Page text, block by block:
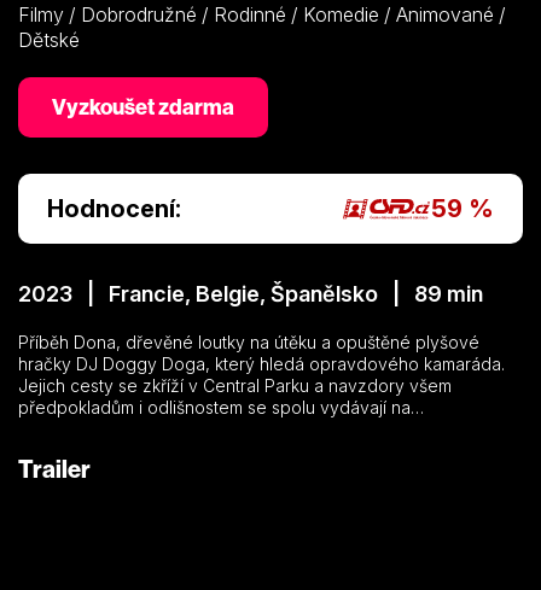
Filmy / Dobrodružné / Rodinné / Komedie / Animované /
Dětské
Vyzkoušet zdarma
Hodnocení: 59 %
2023 | Francie, Belgie, Španělsko | 89 min
Příběh Dona, dřevěné loutky na útěku a opuštěné plyšové
hračky DJ Doggy Doga, který hledá opravdového kamaráda.
Jejich cesty se zkříží v Central Parku a navzdory všem
předpokladům i odlišnostem se spolu vydávají na
Trailer